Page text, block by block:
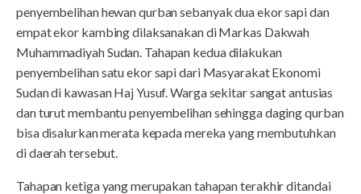
penyembelihan hewan qurban sebanyak dua ekor sapi dan
empat ekor kambing dilaksanakan di Markas Dakwah
Muhammadiyah Sudan. Tahapan kedua dilakukan
penyembelihan satu ekor sapi dari Masyarakat Ekonomi
Sudan di kawasan Haj Yusuf. Warga sekitar sangat antusias
dan turut membantu penyembelihan sehingga daging qurban
bisa disalurkan merata kepada mereka yang membutuhkan
di daerah tersebut.
Tahapan ketiga yang merupakan tahapan terakhir ditandai